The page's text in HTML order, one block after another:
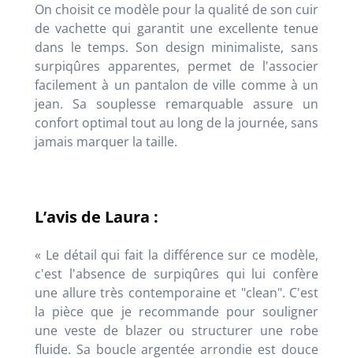
On choisit ce modèle pour la qualité de son cuir
de vachette qui garantit une excellente tenue
dans le temps. Son design minimaliste, sans
surpiqûres apparentes, permet de l'associer
facilement à un pantalon de ville comme à un
jean. Sa souplesse remarquable assure un
confort optimal tout au long de la journée, sans
jamais marquer la taille.
L’avis de Laura :
« Le détail qui fait la différence sur ce modèle,
c'est l'absence de surpiqûres qui lui confère
une allure très contemporaine et "clean". C'est
la pièce que je recommande pour souligner
une veste de blazer ou structurer une robe
fluide. Sa boucle argentée arrondie est douce